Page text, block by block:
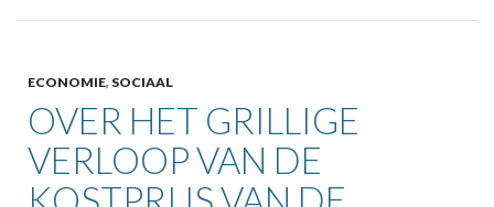
ECONOMIE, SOCIAAL
OVER HET GRILLIGE
VERLOOP VAN DE